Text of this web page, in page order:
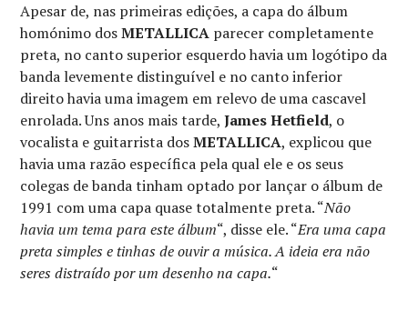
Apesar de, nas primeiras edições, a capa do álbum
homónimo dosMETALLICA parecer completamente
preta, no canto superior esquerdo havia um logótipo da
banda levemente distinguível e no canto inferior
direito havia uma imagem em relevo de uma cascavel
enrolada. Uns anos mais tarde,James Hetfield, o
vocalista e guitarrista dosMETALLICA, explicou que
havia uma razão específica pela qual ele e os seus
colegas de banda tinham optado por lançar o álbum de
1991 com uma capa quase totalmente preta. “Não
havia um tema para este álbum“, disse ele. “Era uma capa
preta simples e tinhas de ouvir a música. A ideia era não
seres distraído por um desenho na capa.“